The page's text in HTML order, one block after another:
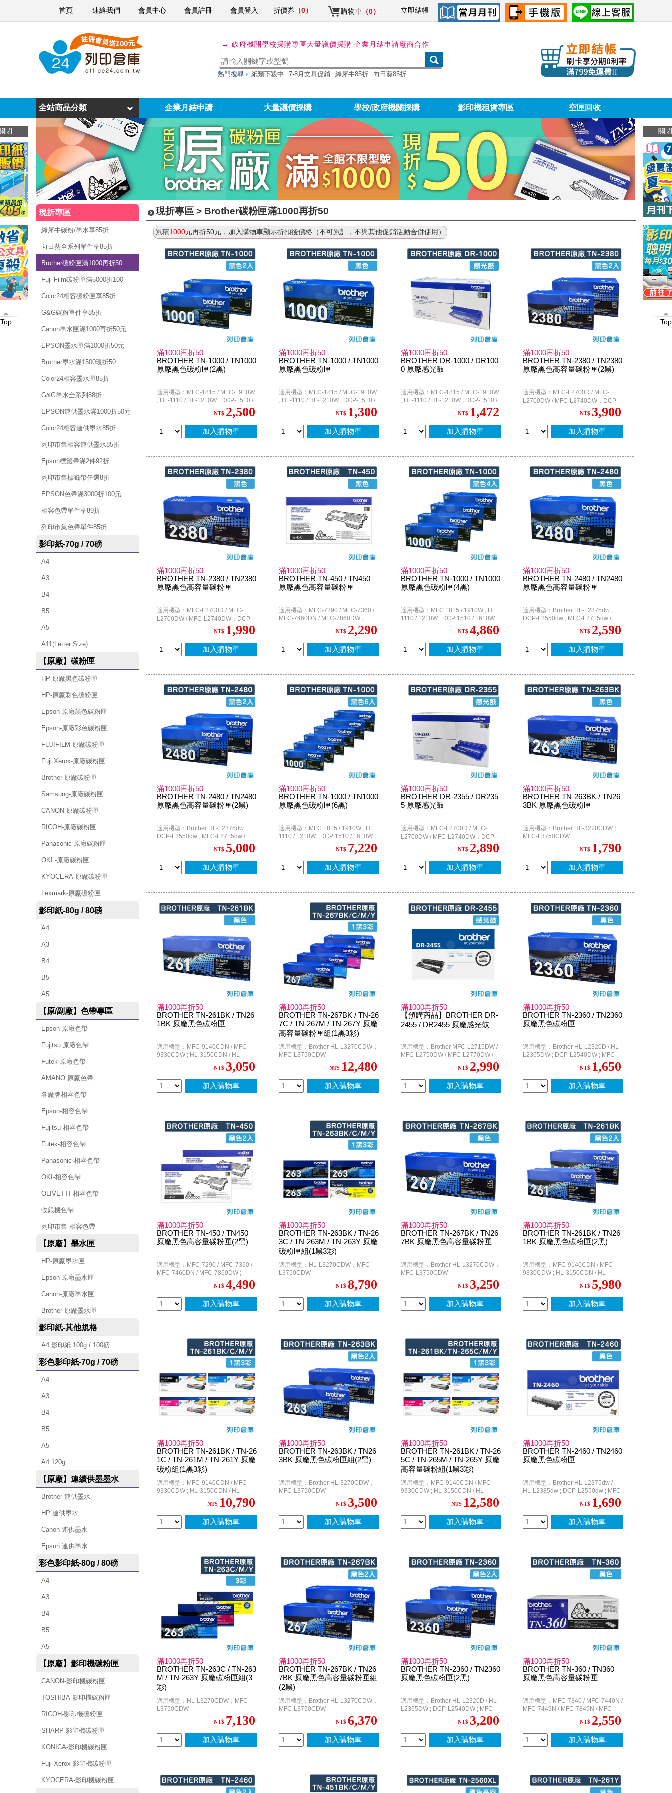
首頁 連絡我們 會員中心 會員註冊 會員登入 折價券 （0） 購物車 （0） 立即結帳
關閉
Top
閉
Top
o
h
e
r
粉
匣
滿
1
0
0
0
再
折
5
0
→ 政府機關學校採購專區大量議價採購 企業月結申請廠商合作
熱門搜尋 紙類下殺中 7-8月文具促銷 綠犀牛85折 向日葵85折
企業月結申請 大量議價採購 學校/政府機關採購 影印機租賃專區 空匣回收
全站商品分類
現折專區
綠犀牛碳粉/墨水享85折
向日葵全系列單件享85折
Brother碳粉匣滿1000再折50
Fuji Film碳粉匣滿5000折100
Color24相容碳粉匣享85折
G&G碳粉單件享85折
Canon墨水匣滿1000再折50元
EPSON墨水匣滿1000折50元
Brother墨水滿1500現折50
Color24相容墨水匣85折
G&G墨水全系列88折
EPSON連供墨水滿1000折50元
Color24相容連供墨水85折
列印市集相容連供墨水85折
Epson標籤帶滿2件92折
列印市集標籤帶任選8折
EPSON色帶滿3000折100元
相容色帶單件享89折
列印市集色帶單件85折
影印紙-70g / 70磅
A4
A3
B4
B5
A5
A11(Letter Size)
【原廠】碳粉匣
HP-原廠黑色碳粉匣
HP-原廠彩色碳粉匣
Epson-原廠黑色碳粉匣
Epson-原廠彩色碳粉匣
FUJIFILM-原廠碳粉匣
Fuji Xerox-原廠碳粉匣
Brother-原廠碳粉匣
Samsung-原廠碳粉匣
CANON-原廠碳粉匣
RICOH-原廠碳粉匣
Panasonic-原廠碳粉匣
OKI -原廠碳粉匣
KYOCERA-原廠碳粉匣
Lexmark-原廠碳粉匣
影印紙-80g / 80磅
A4
A3
B4
B5
A5
【原/副廠】色帶專區
Epson 原廠色帶
Fujitsu 原廠色帶
Futek 原廠色帶
AMANO 原廠色帶
各廠牌相容色帶
Epson-相容色帶
Fujitsu-相容色帶
Futek-相容色帶
Panasonic-相容色帶
OKI-相容色帶
OLIVETTI-相容色帶
收銀機色帶
列印市集-相容色帶
【原廠】墨水匣
HP-原廠墨水匣
Epson-原廠墨水匣
Canon-原廠墨水匣
Brother-原廠墨水匣
影印紙-其他規格
A4 影印紙 100g / 100磅
彩色影印紙-70g / 70磅
A4
A3
B4
B5
A5
A4 120g
【原廠】連續供墨墨水
Brother 連供墨水
HP 連供墨水
Canon 連供墨水
Epson 連供墨水
彩色影印紙-80g / 80磅
A4
A3
B4
B5
A5
【原廠】影印機碳粉匣
CANON-影印機碳粉匣
TOSHIBA-影印機碳粉匣
RICOH-影印機碳粉匣
SHARP-影印機碳粉匣
KONICA-影印機碳粉匣
Fuji Xerox-影印機碳粉匣
KYOCERA-影印機碳粉匣
現折專區 > Brother碳粉匣滿1000再折50
累積1000元再折50元，加入購物車顯示折扣後價格（不可累計，不與其他促銷活動合併使用）
滿1000再折50
BROTHER TN-1000 / TN1000
原廠黑色碳粉匣(2黑)
適用機型：MFC-1815 / MFC-1910W
; HL-1110 / HL-1210W ; DCP-1510 /
NT$ 2,500
加入購物車
滿1000再折50
BROTHER TN-1000 / TN1000
原廠黑色碳粉匣
適用機型：MFC-1815 / MFC-1910W
; HL-1110 / HL-1210W ; DCP-1510 /
NT$ 1,300
加入購物車
滿1000再折50
BROTHER DR-1000 / DR100
0 原廠感光鼓
適用機型：MFC-1815 / MFC-1910W
; HL-1110 / HL-1210W ; DCP-1510 /
NT$ 1,472
加入購物車
滿1000再折50
BROTHER TN-2380 / TN2380
原廠黑色高容量碳粉匣(2黑)
適用機型：MFC-L2700D / MFC-
L2700DW / MFC-L2740DW；DCP-
L2520D / DCP-L2540DW；HL-
L2320D / HL-L2360DN / HL-
L2365DW
NT$ 3,900
加入購物車
滿1000再折50
BROTHER TN-2380 / TN2380
原廠黑色高容量碳粉匣
適用機型：MFC-L2700D / MFC-
L2700DW / MFC-L2740DW；DCP-
L2520D / DCP-L2540DW；HL-
L2320D / HL-L2360DN / HL-
L2365DW
NT$ 1,990
加入購物車
滿1000再折50
BROTHER TN-450 / TN450
原廠黑色高容量碳粉匣
適用機型：MFC-7290 / MFC-7360 /
MFC-7460DN / MFC-7860DW ;
DCP-7060D ; HL-2220 / HL-2230 /
HL-2240D / HL-2270DW / HL-
NT$ 2,290
加入購物車
滿1000再折50
BROTHER TN-1000 / TN1000
原廠黑色碳粉匣(4黑)
適用機型：MFC 1815 / 1910W ; HL
1110 / 1210W ; DCP 1510 / 1610W
NT$ 4,860
加入購物車
滿1000再折50
BROTHER TN-2480 / TN2480
原廠黑色高容量碳粉匣
適用機型：Brother HL-L2375dw ;
DCP-L2550dw ; MFC-L2715dw /
MFC-L2750dw / MFC-L2770DW
NT$ 2,590
加入購物車
滿1000再折50
BROTHER TN-2480 / TN2480
原廠黑色高容量碳粉匣(2黑)
適用機型：Brother HL-L2375dw ;
DCP-L2550dw ; MFC-L2715dw /
MFC-L2750dw / MFC-L2770DW
NT$ 5,000
加入購物車
滿1000再折50
BROTHER TN-1000 / TN1000
原廠黑色碳粉匣(6黑)
適用機型：MFC 1815 / 1910W ; HL
1110 / 1210W ; DCP 1510 / 1610W
NT$ 7,220
加入購物車
滿1000再折50
BROTHER DR-2355 / DR235
5 原廠感光鼓
適用機型：MFC-L2700D / MFC-
L2700DW / MFC-L2740DW；DCP-
L2520D / DCP-L2540DW；HL-
L2320D / HL-L2360DN / HL-
L2365DW
NT$ 2,890
加入購物車
滿1000再折50
BROTHER TN-263BK / TN26
3BK 原廠黑色碳粉匣
適用機型：Brother HL-3270CDW；
MFC-L3750CDW
NT$ 1,790
加入購物車
滿1000再折50
BROTHER TN-261BK / TN26
1BK 原廠黑色碳粉匣
適用機型：MFC-9140CDN / MFC-
9330CDW ; HL-3150CDN / HL-
NT$ 3,050
加入購物車
滿1000再折50
BROTHER TN-267BK / TN-26
7C / TN-267M / TN-267Y 原廠
高容量碳粉匣組(1黑3彩)
適用機型：Brother HL-L3270CDW；
MFC-L3750CDW
NT$ 12,480
加入購物車
滿1000再折50
【預購商品】BROTHER DR-
2455 / DR2455 原廠感光鼓
適用機型：Brother MFC-L2715DW /
MFC-L2750DW / MFC-L2770DW /
NT$ 2,990
加入購物車
滿1000再折50
BROTHER TN-2360 / TN2360
原廠黑色碳粉匣
適用機型：Brother HL-L2320D / HL-
L2365DW ; DCP-L2540DW ; MFC-
L2700D / MFC-L2700DW / MFC-
NT$ 1,650
加入購物車
滿1000再折50
BROTHER TN-450 / TN450
原廠黑色高容量碳粉匣(2黑)
適用機型：MFC-7290 / MFC-7360 /
MFC-7460DN / MFC-7860DW ;
DCP-7060D ; HL-2220 / HL-2230 /
HL-2240D / HL-2270DW / HL-
NT$ 4,490
加入購物車
滿1000再折50
BROTHER TN-263BK / TN-26
3C / TN-263M / TN-263Y 原廠
碳粉匣組(1黑3彩)
適用機型：HL-L3270CDW；MFC-
L3750CDW
NT$ 8,790
加入購物車
滿1000再折50
BROTHER TN-267BK / TN26
7BK 原廠黑色高容量碳粉匣
適用機型：Brother HL-L3270CDW；
MFC-L3750CDW
NT$ 3,250
加入購物車
滿1000再折50
BROTHER TN-261BK / TN26
1BK 原廠黑色碳粉匣(2黑)
適用機型：MFC-9140CDN / MFC-
9330CDW ; HL-3150CDN / HL-
NT$ 5,980
加入購物車
滿1000再折50
BROTHER TN-261BK / TN-26
1C / TN-261M / TN-261Y 原廠
碳粉組(1黑3彩)
適用機型：MFC-9140CDN / MFC-
9330CDW ; HL-3150CDN / HL-
NT$ 10,790
加入購物車
滿1000再折50
BROTHER TN-263BK / TN26
3BK 原廠黑色碳粉匣組(2黑)
適用機型：Brother HL-3270CDW；
MFC-L3750CDW
NT$ 3,500
加入購物車
滿1000再折50
BROTHER TN-261BK / TN-26
5C / TN-265M / TN-265Y 原廠
高容量碳粉組(1黑3彩)
適用機型：MFC-9140CDN / MFC-
9330CDW ; HL-3150CDN / HL-
NT$ 12,580
加入購物車
滿1000再折50
BROTHER TN-2460 / TN2460
原廠黑色碳粉匣
適用機型：Brother HL-L2375dw /
HL-L2385dw ; DCP-L2550dw ; MFC-
L2715dw / MFC-L2750dw / MFC-
NT$ 1,690
加入購物車
滿1000再折50
BROTHER TN-263C / TN-263
M / TN-263Y 原廠碳粉匣組(3
彩)
適用機型：HL-L3270CDW；MFC-
L3750CDW
NT$ 7,130
加入購物車
滿1000再折50
BROTHER TN-267BK / TN26
7BK 原廠黑色高容量碳粉匣組
(2黑)
適用機型：Brother HL-L3270CDW；
MFC-L3750CDW
NT$ 6,370
加入購物車
滿1000再折50
BROTHER TN-2360 / TN2360
原廠黑色碳粉匣(2黑)
適用機型：Brother HL-L2320D / HL-
L2365DW ; DCP-L2540DW ; MFC-
L2700D / MFC-L2700DW / MFC-
NT$ 3,200
加入購物車
滿1000再折50
BROTHER TN-360 / TN360
原廠黑色高容量碳粉匣
適用機型：MFC-7340 / MFC-7440N /
MFC-7449N / MFC-7849N / MFC-
7840W ; DCP-7030 / DCP-040 ; HL-
NT$ 2,550
加入購物車